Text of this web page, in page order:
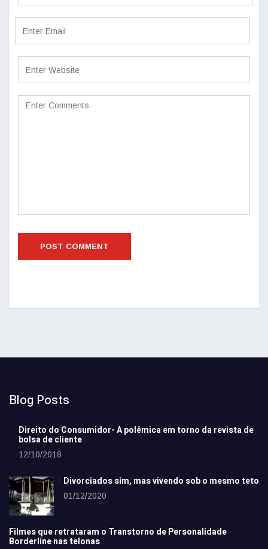
Blog Posts
Direito do Consumidor- A polêmica em torno da revista de
bolsa de cliente
12/10/2018
Divorciados sim, mas vivendo sob o mesmo teto
01/12/2020
Filmes que retrataram o Transtorno de Personalidade
Borderline nas telonas